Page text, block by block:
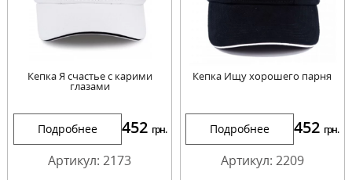
Кепка Я счастье с карими
глазами
Подробнее 452 грн.
Артикул: 2173
Кепка Ищу хорошего парня
Подробнее 452 грн.
Артикул: 2209